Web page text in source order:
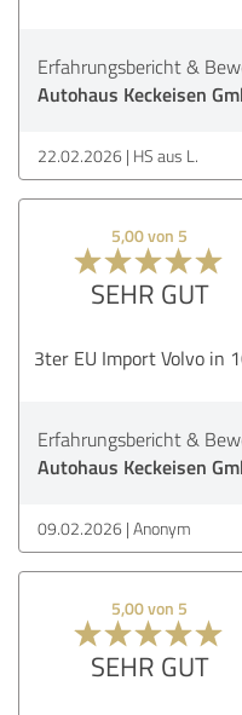
Erfahrungsbericht &
Autohaus Keckeisen
22.02.2026 HS aus L.
5,00 von 5
SEHR GUT
3ter EU Import Volvo in
Erfahrungsbericht &
Autohaus Keckeisen
09.02.2026 Anonym
5,00 von 5
SEHR GUT